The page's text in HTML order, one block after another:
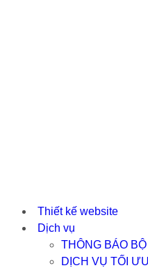
Thiết kế website
Dịch vụ
THÔNG BÁO
DỊCH VỤ TỐI